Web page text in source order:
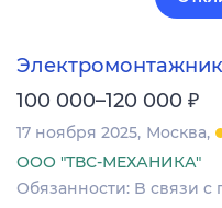
Электромонтажник
100 000–120 000 ₽
17 ноября 2025 Москва
ООО "ТВС-МЕХАНИКА"
Обязанности: B cвязи